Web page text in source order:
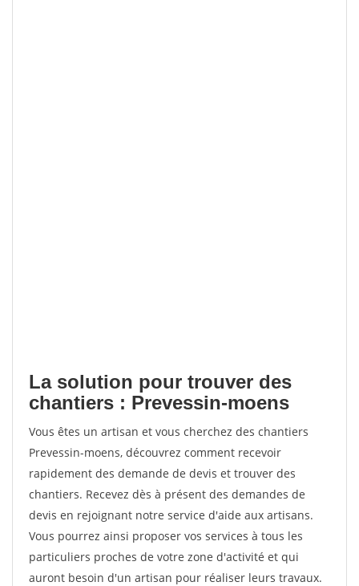
La solution pour trouver des
chantiers : Prevessin-moens
Vous êtes un artisan et vous cherchez des chantiers
Prevessin-moens, découvrez comment recevoir
rapidement des demande de devis et trouver des
chantiers. Recevez dès à présent des demandes de
devis en rejoignant notre service d'aide aux artisans.
Vous pourrez ainsi proposer vos services à tous les
particuliers proches de votre zone d'activité et qui
auront besoin d'un artisan pour réaliser leurs travaux.